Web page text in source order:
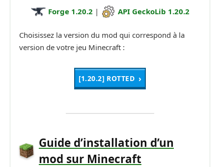
Forge 1.20.2 | API GeckoLib 1.20.2
Choisissez la version du mod qui correspond à la
version de votre jeu Minecraft :
[1.20.2] ROTTED
Guide d’installation d’un
mod sur Minecraft